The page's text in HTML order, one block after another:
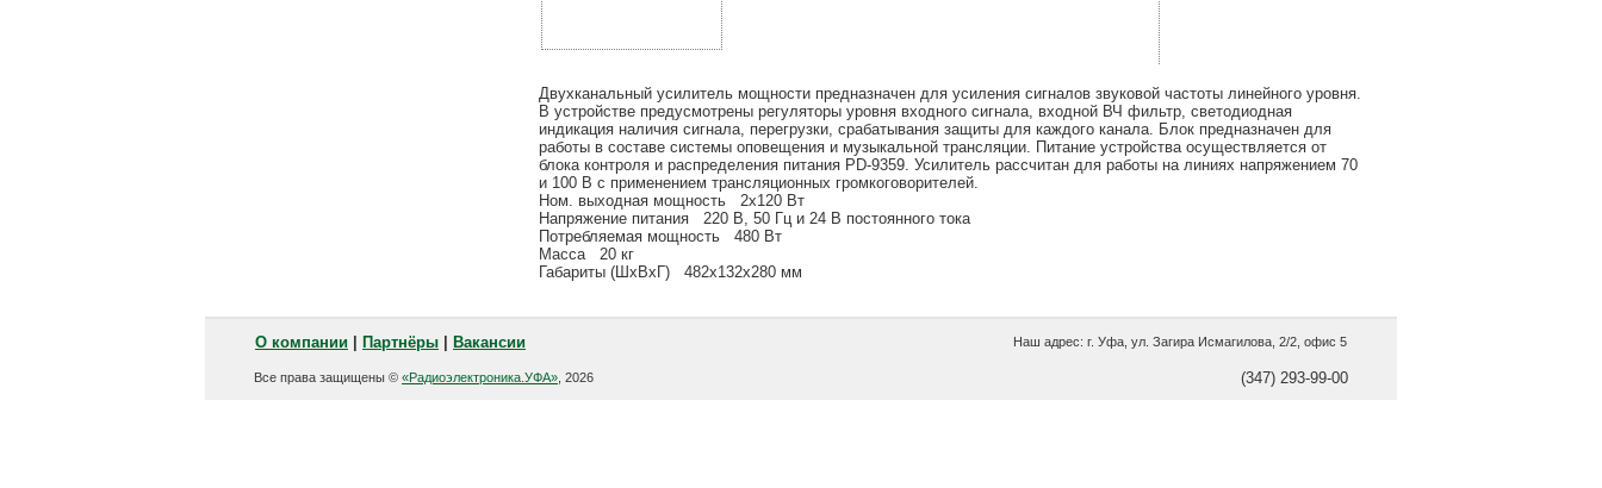
Двухканальный усилитель мощности предназначен для усиления сигналов звуковой частоты линейного уровня.
В устройстве предусмотрены регуляторы уровня входного сигнала, входной ВЧ фильтр, светодиодная
индикация наличия сигнала, перегрузки, срабатывания защиты для каждого канала. Блок предназначен для
работы в составе системы оповещения и музыкальной трансляции. Питание устройства осуществляется от
блока контроля и распределения питания PD-9359. Усилитель рассчитан для работы на линиях напряжением 70
и 100 В с применением трансляционных громкоговорителей.
Ном. выходная мощность 2х120 Вт
Напряжение питания 220 В, 50 Гц и 24 В постоянного тока
Потребляемая мощность 480 Вт
Масса 20 кг
Габариты (ШxВxГ) 482х132х280 мм
О компании Партнёры Вакансии Наш адрес: г. Уфа, ул. Загира Исмагилова, 2/2, офис 5
Все права защищены © «Радиоэлектроника.УФА» , 2026 (347) 293-99-00